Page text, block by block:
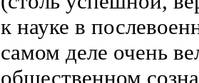
к науке в
самом деле очень
общественном